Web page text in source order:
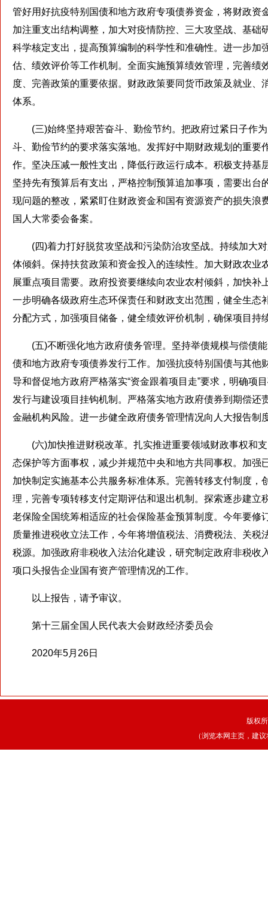
管好用好抗疫特别国债和地方政府专项债券资金，将财政
加注重支出结构调整，加大对疫情防控、三大攻坚战、基
科学核定支出，提高预算编制的科学性和准确性。进一步
估、绩效评价等工作机制。全面实施预算绩效管理，完善
度、完善政策的重要依据。财政政策要同货币政策及就业
体系。
(三)始终坚持艰苦奋斗、勤俭节约。把政府过紧日子作为
斗、勤俭节约的要求落实落地。发挥好中期财政规划的重
作。坚决压减一般性支出，降低行政运行成本。积极支持基
坚持先有预算后有支出，严格控制预算追加事项，需要出
现问题的整改，紧紧盯住财政资金和国有资源资产的损失
国人大常委会备案。
(四)着力打好脱贫攻坚战和污染防治攻坚战。持续加大对
体倾斜。保持扶贫政策和资金投入的连续性。加大财政农
展重点项目需要。政府投资要继续向农业农村倾斜，加快
一步明确各级政府生态环保责任和财政支出范围，健全生
分配方式，加强项目储备，健全绩效评价机制，确保项目持
(五)不断强化地方政府债务管理。坚持举债规模与偿债能
债和地方政府专项债券发行工作。加强抗疫特别国债与其
导和督促地方政府严格落实“资金跟着项目走”要求，明确
发行与建设项目挂钩机制。严格落实地方政府债券到期偿
金融机构风险。进一步健全政府债务管理情况向人大报告制
(六)加快推进财税改革。扎实推进重要领域财政事权和支
态保护等方面事权，减少并规范中央和地方共同事权。加
加快制定实施基本公共服务标准体系。完善转移支付制度
理，完善专项转移支付定期评估和退出机制。探索逐步建
老保险全国统筹相适应的社会保险基金预算制度。今年要
质量推进税收立法工作，今年将增值税法、消费税法、关
税源。加强政府非税收入法治化建设，研究制定政府非税
项口头报告企业国有资产管理情况的工作。
以上报告，请予审议。
第十三届全国人民代表大会财政经济委员会
2020年5月26日
版权
（浏览本网主页，建